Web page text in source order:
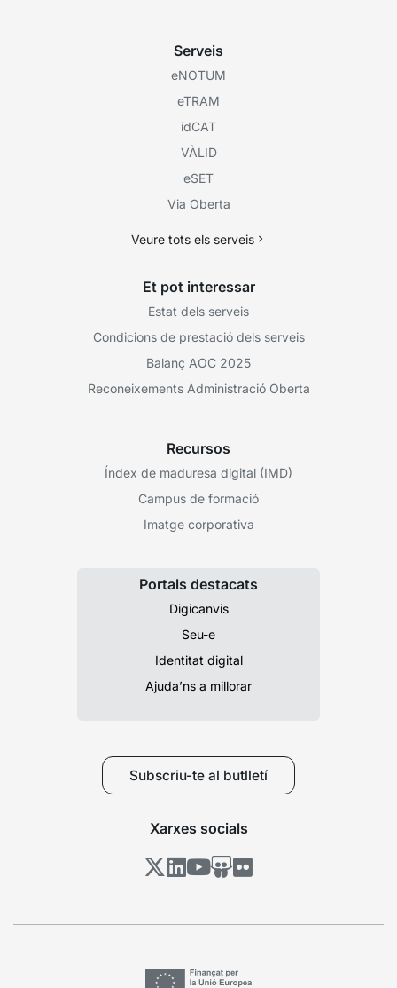
Serveis
eNOTUM
eTRAM
idCAT
VÀLID
eSET
Via Oberta
Veure tots els serveis
Et pot interessar
Estat dels serveis
Condicions de prestació dels serveis
Balanç AOC 2025
Reconeixements Administració Oberta
Recursos
Índex de maduresa digital (IMD)
Campus de formació
Imatge corporativa
Portals destacats
Digicanvis
Seu-e
Identitat digital
Ajuda’ns a millorar
Subscriu-te al butlletí
Xarxes socials